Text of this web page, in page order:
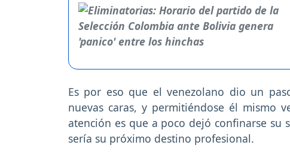
Es por eso que el venezolano dio un
nuevas caras, y permitiéndose él mismo
atención es que a poco dejó confinarse
sería su próximo destino profesional.